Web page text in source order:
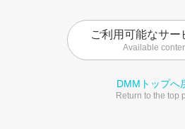
ご利用可能なサー
Available
DMMトップへ
Return to the top